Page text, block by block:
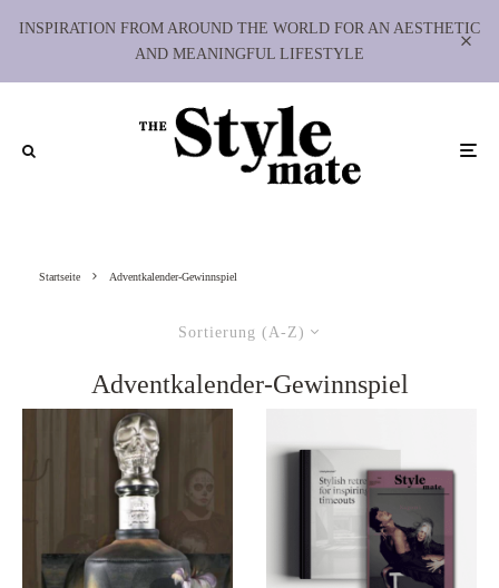
INSPIRATION FROM AROUND THE WORLD FOR AN AESTHETIC
AND MEANINGFUL LIFESTYLE
Startseite Adventkalender-Gewinnspiel
Sortierung (A-Z)
Adventkalender-Gewinnspiel